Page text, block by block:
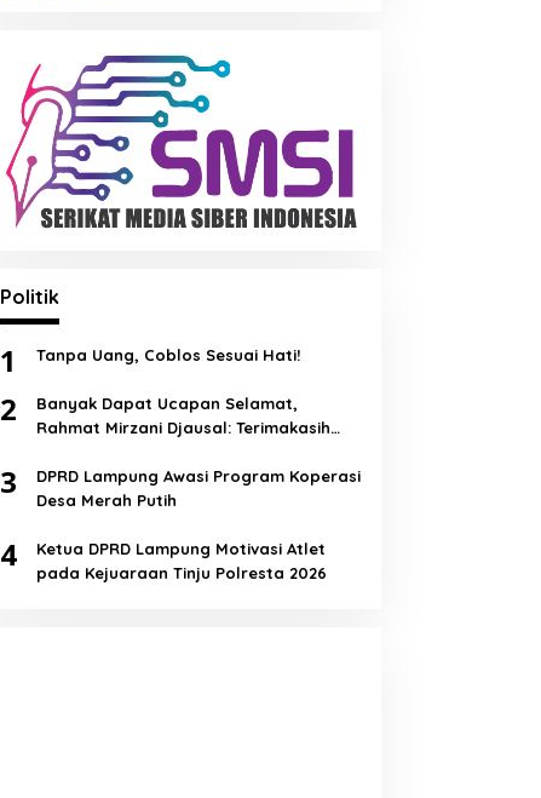
Politik
1 Tanpa Uang, Coblos Sesuai Hati!
2
Banyak Dapat Ucapan Selamat,
Rahmat Mirzani Djausal: Terimakasih
3
DPRD Lampung Awasi Program Koperasi
Desa Merah Putih
4
Ketua DPRD Lampung Motivasi Atlet
pada Kejuaraan Tinju Polresta 2026